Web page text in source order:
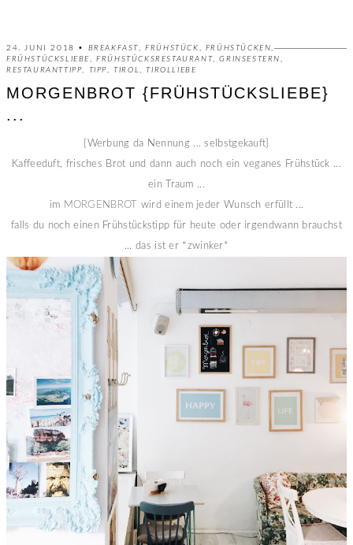
24. JUNI 2018 • BREAKFAST ,FRÜHSTÜCK FRÜHSTÜCKEN ,
FRÜHSTÜCKSLIEBE ,FRÜHSTÜCKSRESTAURANT ,GRINSESTERN
RESTAURANTTIPP
TIPP ,TIROL ,TIROLLIEBE
MORGENBROT {FRÜHSTÜCKSLIEBE}
...
{Werbung da Nennung ... selbstgekauft}
Kaffeeduft, frisches Brot und dann auch noch ein veganes Frühstück ...
ein Traum ...
im MORGENBROT
wird einem jeder Wunsch erfüllt ...
falls du noch einen Frühstückstipp für heute oder irgendwann brauchst
... das ist er *zwinker*